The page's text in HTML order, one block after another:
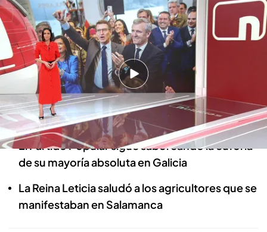
Las noticias, de la mano de Alba Lago
Redacción digital Noticias Cuatro
20 FEB 2024 - 15:23h.
El hombre asesinado en Villajoyosa era un
desertor del régimen de Putin y se entregó al
Ejército ucraniano
El Partido Popular sigue saboreando la euforia
de su mayoría absoluta en Galicia
La Reina Leticia saludó a los agricultores que se
manifestaban en Salamanca